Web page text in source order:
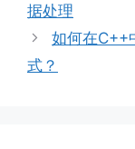
据处理
如何在C++
式？